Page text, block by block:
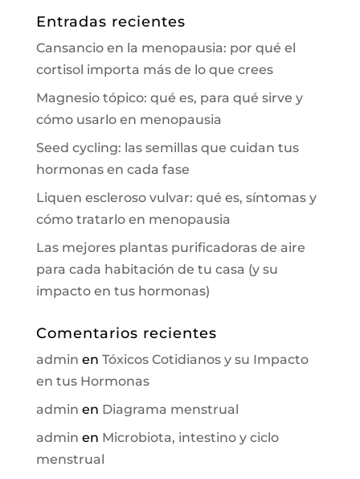
Entradas recientes
Cansancio en la menopausia: por qué el
cortisol importa más de lo que crees
Magnesio tópico: qué es, para qué sirve y
cómo usarlo en menopausia
Seed cycling: las semillas que cuidan tus
hormonas en cada fase
Liquen escleroso vulvar: qué es, síntomas y
cómo tratarlo en menopausia
Las mejores plantas purificadoras de aire
para cada habitación de tu casa (y su
impacto en tus hormonas)
Comentarios recientes
admin en Tóxicos Cotidianos y su Impacto
en tus Hormonas
admin en Diagrama menstrual
admin en Microbiota, intestino y ciclo
menstrual